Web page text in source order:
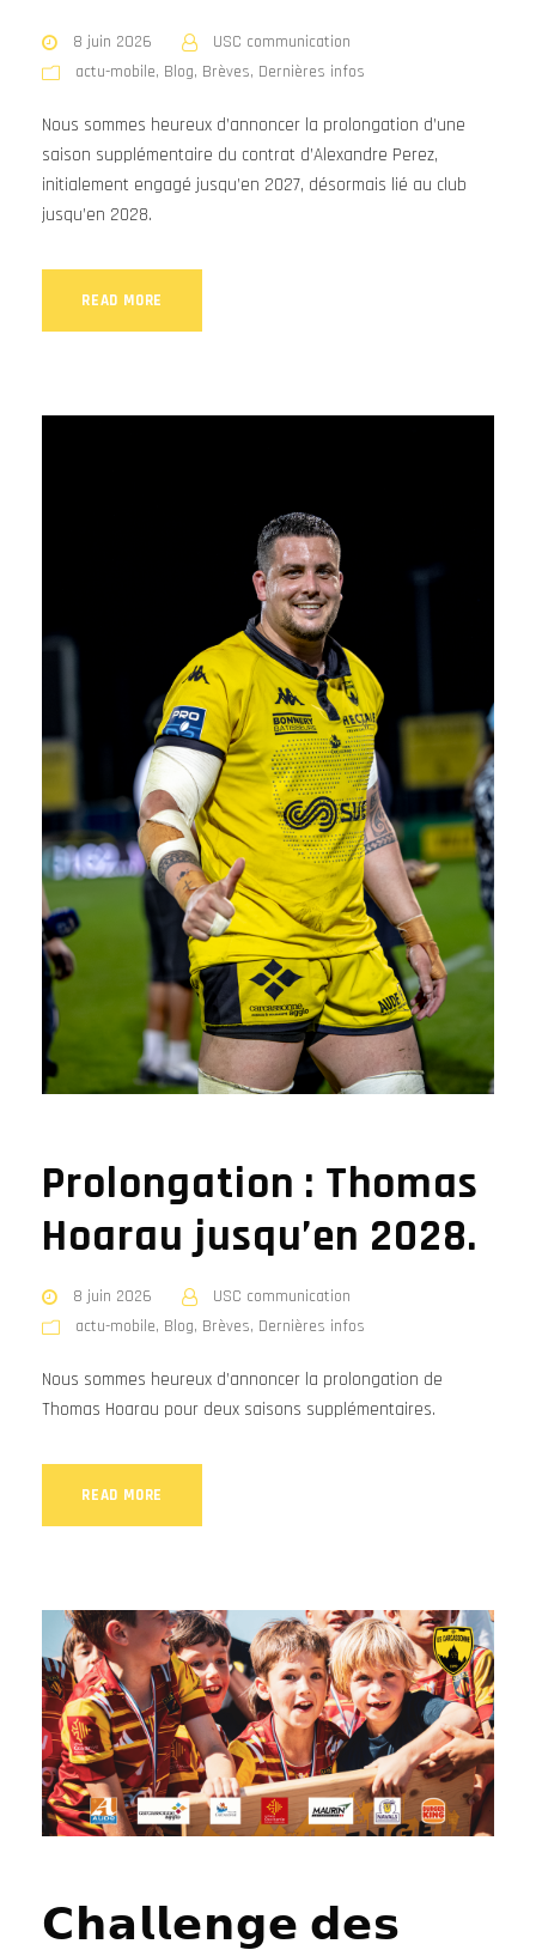
8 juin 2026
USC communication
actu-mobile, Blog, Brèves, Dernières infos
Nous sommes heureux d’annoncer la prolongation d’une
saison supplémentaire du contrat d’Alexandre Perez,
initialement engagé jusqu’en 2027, désormais lié au club
jusqu’en 2028.
READ MORE
Prolongation : Thomas
Hoarau jusqu’en 2028.
8 juin 2026
USC communication
actu-mobile, Blog, Brèves, Dernières infos
Nous sommes heureux d’annoncer la prolongation de
Thomas Hoarau pour deux saisons supplémentaires.
READ MORE
𝗖𝗵𝗮𝗹𝗹𝗲𝗻𝗴𝗲 𝗱𝗲𝘀